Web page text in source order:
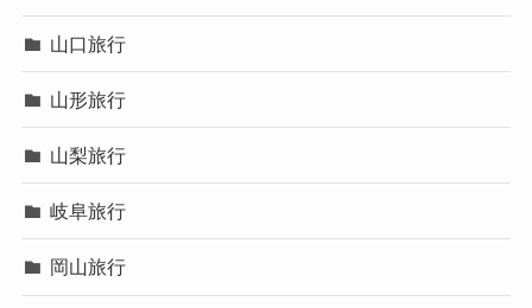
山口旅行
山形旅行
山梨旅行
岐阜旅行
岡山旅行